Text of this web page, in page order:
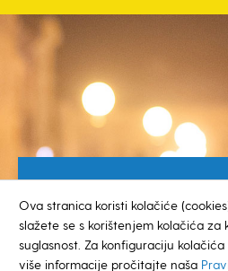
0800 385
Ova stranica koristi kolačiće
slažete se s korištenjem kolačića za
suglasnost. Za konfiguraciju kolačića
više informacije pročitajte naša